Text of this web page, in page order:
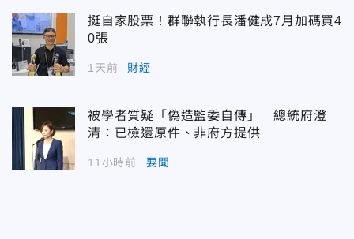
挺自家股票！群聯執行長潘健成7月加碼買4
0張
1天前 財經
被學者質疑「偽造監委自傳」 總統府澄
清：已檢還原件、非府方提供
11小時前 要聞